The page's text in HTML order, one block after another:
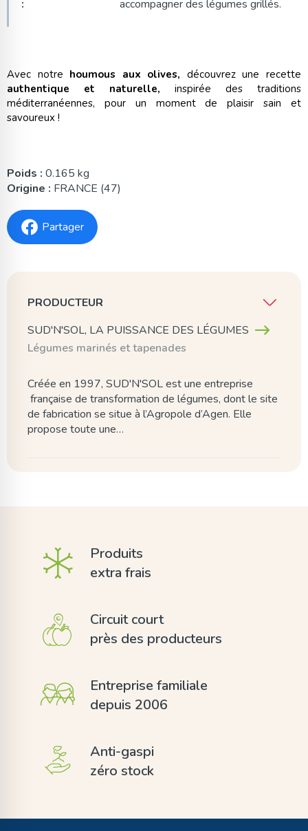
: accompagner des légumes grillés.
Avec notre houmous aux olives, découvrez une recette
authentique et naturelle, inspirée des traditions
méditerranéennes, pour un moment de plaisir sain et
savoureux !
Poids : 0.165 kg
Origine : FRANCE (47)
Partager
PRODUCTEUR
SUD'N'SOL, LA PUISSANCE DES LÉGUMES
Légumes marinés et tapenades
Créée en 1997, SUD'N'SOL est une entreprise
française de transformation de légumes, dont le site
de fabrication se situe à l’Agropole d’Agen. Elle
propose toute une…
Produits
extra frais
Circuit court
près des producteurs
Entreprise familiale
depuis 2006
Anti-gaspi
zéro stock